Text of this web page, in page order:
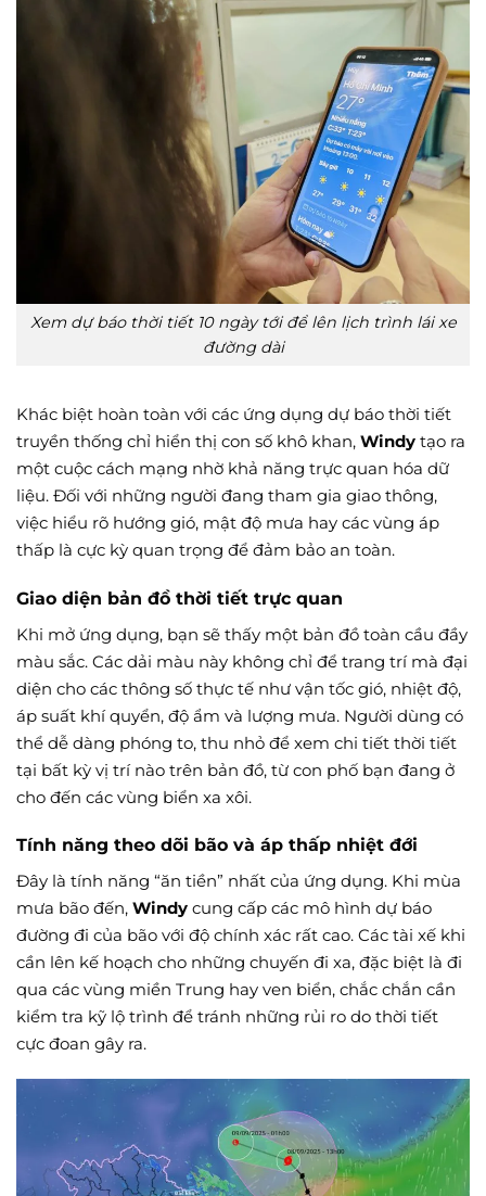
Xem dự báo thời tiết 10 ngày tới để lên lịch trình lái xe
đường dài
Khác biệt hoàn toàn với các ứng dụng dự báo thời tiết
truyền thống chỉ hiển thị con số khô khan, Windy tạo ra
một cuộc cách mạng nhờ khả năng trực quan hóa dữ
liệu. Đối với những người đang tham gia giao thông,
việc hiểu rõ hướng gió, mật độ mưa hay các vùng áp
thấp là cực kỳ quan trọng để đảm bảo an toàn.
Giao diện bản đồ thời tiết trực quan
Khi mở ứng dụng, bạn sẽ thấy một bản đồ toàn cầu đầy
màu sắc. Các dải màu này không chỉ để trang trí mà đại
diện cho các thông số thực tế như vận tốc gió, nhiệt độ,
áp suất khí quyển, độ ẩm và lượng mưa. Người dùng có
thể dễ dàng phóng to, thu nhỏ để xem chi tiết thời tiết
tại bất kỳ vị trí nào trên bản đồ, từ con phố bạn đang ở
cho đến các vùng biển xa xôi.
Tính năng theo dõi bão và áp thấp nhiệt đới
Đây là tính năng “ăn tiền” nhất của ứng dụng. Khi mùa
mưa bão đến, Windy cung cấp các mô hình dự báo
đường đi của bão với độ chính xác rất cao. Các tài xế khi
cần lên kế hoạch cho những chuyến đi xa, đặc biệt là đi
qua các vùng miền Trung hay ven biển, chắc chắn cần
kiểm tra kỹ lộ trình để tránh những rủi ro do thời tiết
cực đoan gây ra.